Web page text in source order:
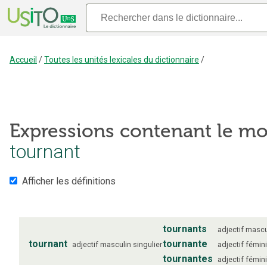
Accueil /Toutes les unités lexicales du dictionnaire /
Expressions contenant le
tournant
Afficher les définitions
tournant adjectif masculin singulier
tournants adjectif
tournante adjectif
tournantes adjectif